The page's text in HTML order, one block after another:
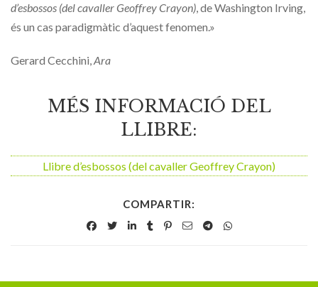
d’esbossos (del cavaller Geoffrey Crayon), de Washington Irving,
és un cas paradigmàtic d’aquest fenomen.»
Gerard Cecchini,Ara
MÉS INFORMACIÓ DEL
LLIBRE:
Llibre d’esbossos (del cavaller Geoffrey Crayon)
COMPARTIR: